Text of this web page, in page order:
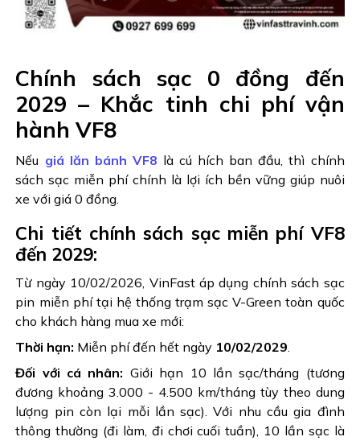
Chính sách sạc 0 đồng đến
2029 – Khắc tinh chi phí vận
hành VF8
Nếu giá lăn bánh VF8 là cú hích ban đầu, thì chính
sách sạc miễn phí chính là lợi ích bền vững giúp nuôi
xe với giá 0 đồng.
Chi tiết chính sách sạc miễn phí VF8
đến 2029:
Từ ngày 10/02/2026, VinFast áp dụng chính sách sạc
pin miễn phí tại hệ thống trạm sạc V-Green toàn quốc
cho khách hàng mua xe mới:
Thời hạn: Miễn phí đến hết ngày 10/02/2029.
Đối với cá nhân: Giới hạn 10 lần sạc/tháng (tương
đương khoảng 3.000 - 4.500 km/tháng tùy theo dung
lượng pin còn lại mỗi lần sạc). Với nhu cầu gia đình
thông thường (đi làm, đi chơi cuối tuần), 10 lần sạc là